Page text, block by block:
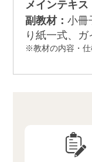
メインテキス
副教材： 小冊
り紙一式、ガ
教材の内容・仕